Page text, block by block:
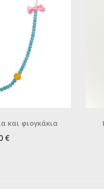
και φιογκάκια
€